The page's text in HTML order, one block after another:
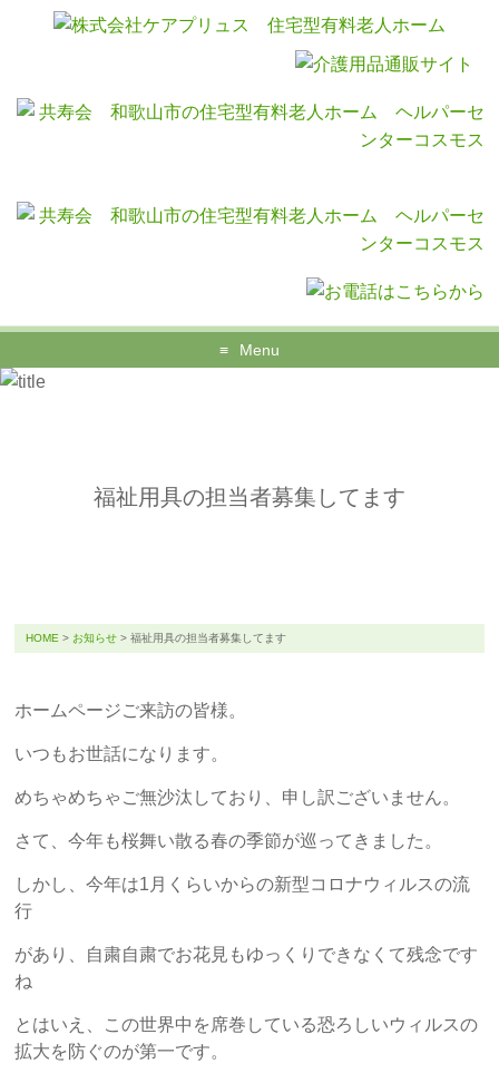
Menu
福祉用具の担当者募集してます
HOME > お知らせ >福祉用具の担当者募集してます
ホームページご来訪の皆様。
いつもお世話になります。
めちゃめちゃご無沙汰しており、申し訳ございません。
さて、今年も桜舞い散る春の季節が巡ってきました。
しかし、今年は1月くらいからの新型コロナウィルスの流
行
があり、自粛自粛でお花見もゆっくりできなくて残念です
ね
とはいえ、この世界中を席巻している恐ろしいウィルスの
拡大を防ぐのが第一です。